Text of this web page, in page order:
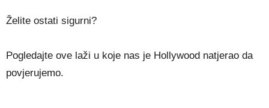
Želite ostati sigurni?
Pogledajte ove laži u koje nas je Hollywood natjerao da
povjerujemo.